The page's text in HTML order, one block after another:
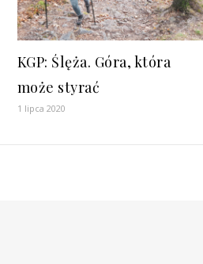
KGP: Ślęża. Góra, która
może styrać
1 lipca 2020